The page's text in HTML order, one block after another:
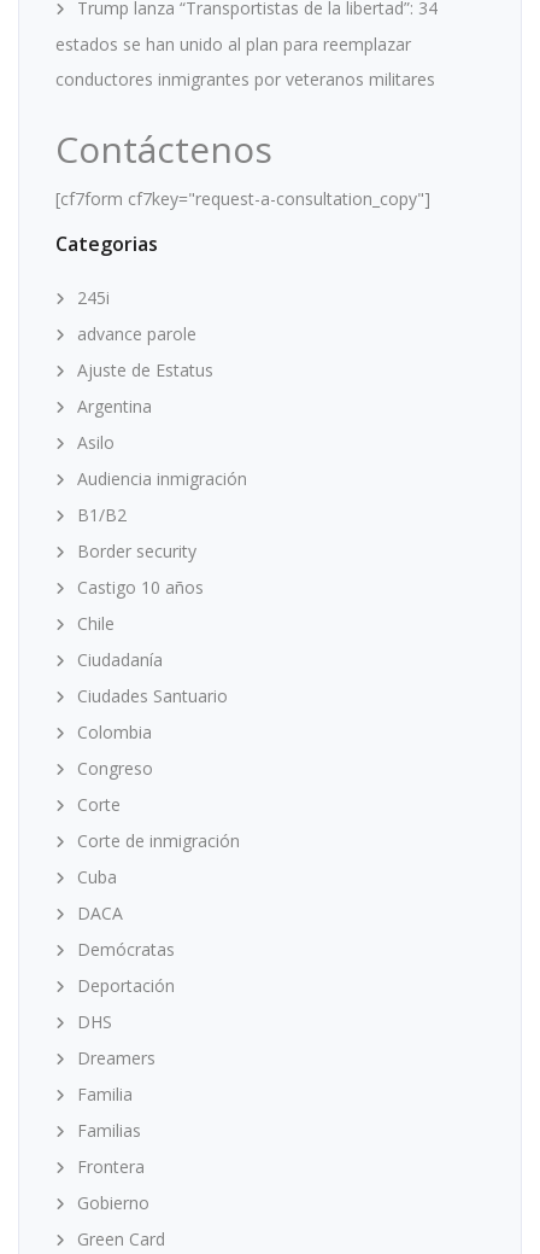
Trump lanza “Transportistas de la libertad”: 34
estados se han unido al plan para reemplazar
conductores inmigrantes por veteranos militares
Contáctenos
[cf7form cf7key="request-a-consultation_copy"]
Categorias
245i
advance parole
Ajuste de Estatus
Argentina
Asilo
Audiencia inmigración
B1/B2
Border security
Castigo 10 años
Chile
Ciudadanía
Ciudades Santuario
Colombia
Congreso
Corte
Corte de inmigración
Cuba
DACA
Demócratas
Deportación
DHS
Dreamers
Familia
Familias
Frontera
Gobierno
Green Card